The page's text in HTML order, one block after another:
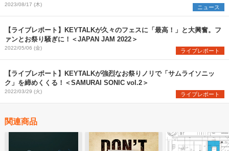
2023/08/17 (木) ニュース
【ライブレポート】KEYTALKが久々のフェスに「最高！」と大興奮。フ
ァンとお祭り騒ぎに！＜JAPAN JAM 2022＞
2022/05/06 (金) ライブレポート
【ライブレポート】KEYTALKが強烈なお祭りノリで「サムライソニッ
ク」を締めくくる！＜SAMURAI SONIC vol.2＞
2022/03/29 (火) ライブレポート
関連商品